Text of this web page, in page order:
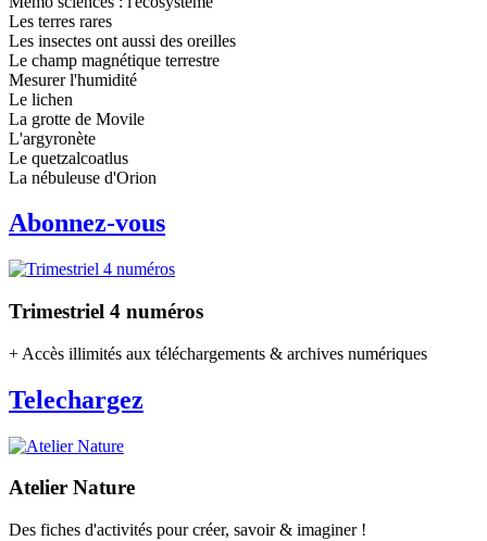
Les terres rares
Les insectes ont aussi des oreilles
Le champ magnétique terrestre
Mesurer l'humidité
Le lichen
La grotte de Movile
L'argyronète
Le quetzalcoatlus
La nébuleuse d'Orion
Abonnez-vous
Trimestriel 4 numéros
+ Accès illimités aux téléchargements & archives numériques
Telechargez
Atelier Nature
Des fiches d'activités pour créer, savoir & imaginer !